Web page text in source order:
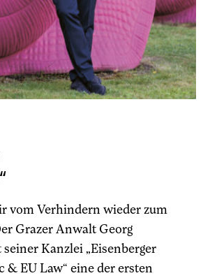
vom Verhindern wieder zum
Grazer Anwalt Georg
Kanzlei „Eisenberger
& EU Law“ eine der ersten